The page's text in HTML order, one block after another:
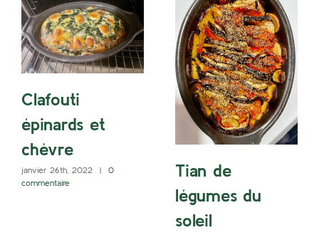
Clafouti
épinards et
chèvre
janvier 26th, 2022 |
0
commentaire
Tian de
légumes du
soleil